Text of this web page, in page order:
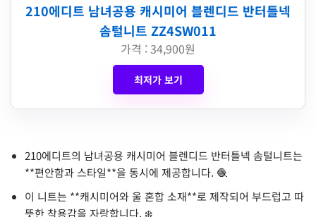
210에디트 남녀공용 캐시미어 블렌디드 반터틀넥
솜털니트 ZZ4SW011
가격 : 34,900원
최저가 보기
210에디트의 남녀공용 캐시미어 블렌디드 반터틀넥 솜털니트는
**편안함과 스타일**을 동시에 제공합니다. 🧶
이 니트는 **캐시미어와 울 혼합 소재**로 제작되어 부드럽고 따
뜻한 착용감을 자랑합니다. ❄️